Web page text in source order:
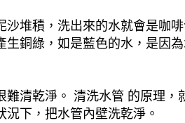
堆積，洗出來的水就會是咖
銅綠，如是藍色的水，是因
清乾淨。 清洗水管 的原理
下，把水管內壁洗乾淨。